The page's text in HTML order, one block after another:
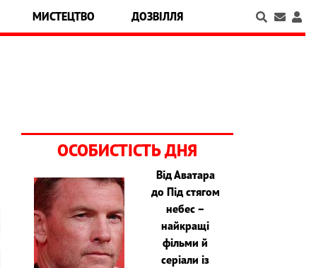
МИСТЕЦТВО ДОЗВІЛЛЯ
ОСОБИСТІСТЬ ДНЯ
Від Аватара
до Під стягом
небес –
найкращі
фільми й
серіали із